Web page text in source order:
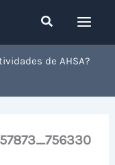
Buscar
de AHSA?